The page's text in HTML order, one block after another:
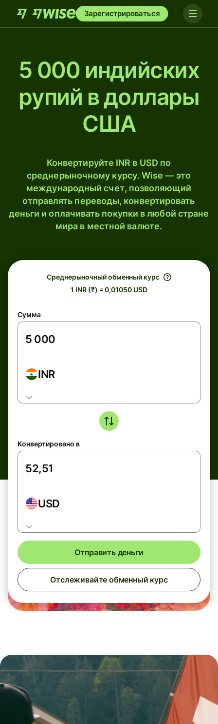
Зарегистрироваться
5 000 индийских
рупий в доллары
США
Конвертируйте INR в USD по
среднерыночному курсу. Wise — это
международный счет, позволяющий
отправлять переводы, конвертировать
деньги и оплачивать покупки в любой стране
мира в местной валюте.
Среднерыночный обменный курс
1 INR (₹) = 0,01050 USD
Сумма
INR
Конвертировано в
USD
Отправить деньги
Отслеживайте обменный курс